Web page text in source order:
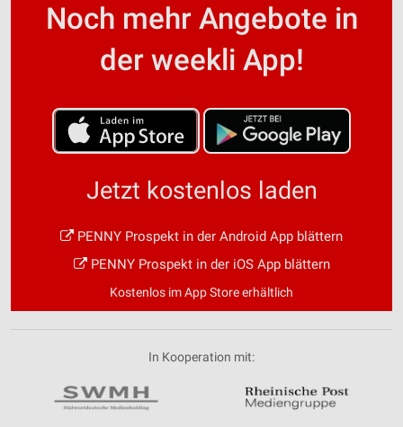
Noch mehr Angebote in
der weekli App!
Jetzt kostenlos laden
PENNY Prospekt in der Android App blättern
PENNY Prospekt in der iOS App blättern
Kostenlos im App Store erhältlich
In Kooperation mit: